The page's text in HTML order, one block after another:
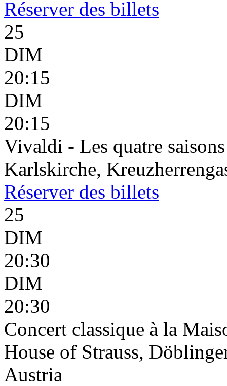
Réserver des billets
25
DIM
20:15
DIM
20:15
Vivaldi - Les quatre saisons
Karlskirche,
Réserver des billets
25
DIM
20:30
DIM
20:30
Concert classique à la
House of Strauss,
Austria